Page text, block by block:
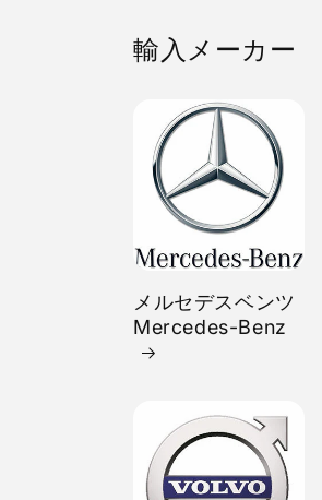
輸入メーカー
メルセデスベンツ
Mercedes-Benz